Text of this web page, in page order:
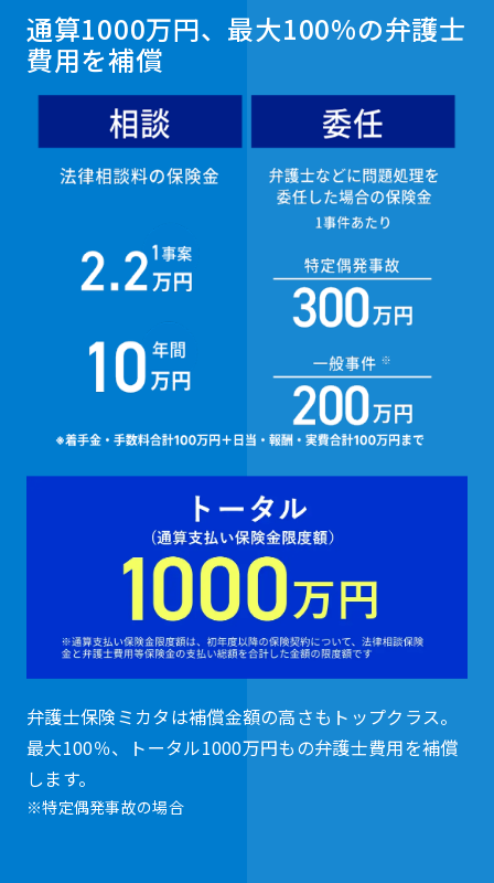
通算1000万円、最大100%の弁護士
費用を補償
弁護士保険ミカタは補償金額の高さもトップクラス。
最大100％、トータル1000万円もの弁護士費用を補償
します。
※特定偶発事故の場合